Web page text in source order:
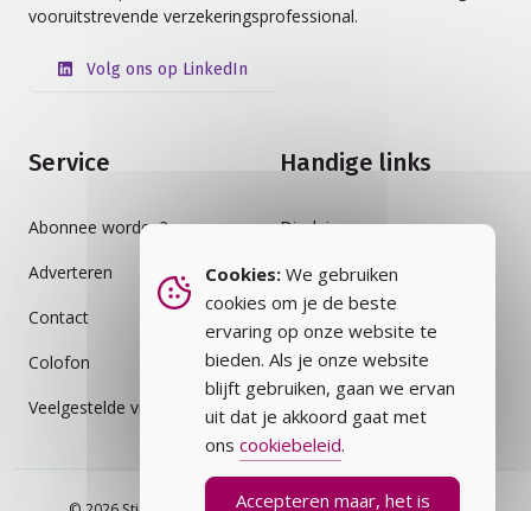
vooruitstrevende verzekeringsprofessional.
Volg ons op LinkedIn
Service
Abonnee worden?
Adverteren
Contact
Colofon
Veelgestelde vragen
Handige links
Disclaimer
Auteursrecht
Cookiebeleid
Privacybeleid
Vakblad
Cookies: We gebruiken
cookies om je de beste
ervaring op onze website te
bieden. Als je onze website
blijft gebruiken, gaan we ervan
uit dat je akkoord gaat met
ons cookiebeleid.
Accepteren maar, het is